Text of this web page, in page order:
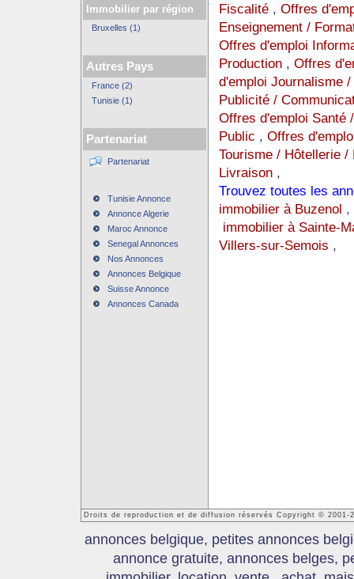
Immobilier par région
Bruxelles (1)
Autres Pays
France (2)
Tunisie (1)
Partenariat
Partenariat
Tunisie Annonce
Annonce Algerie
Maroc Annonce
Senegal Annonces
Nos Annonces
Annonces Belgique
Suisse Annonce
Annonces Canada
Fiscalité , Offres
Enseignement /
Offres d'emploi
Production , Offres
d'emploi Journalisme
Publicité /
Offres d'emploi Santé
Public , Offres
Tourisme / Hôtellerie
Livraison ,
Trouvez toutes les
immobilier à Buzenol
immobilier à Sainte-
Villers-sur-Semois ,
Droits de reproduction et de diffusion réservés Copyright © 2001-
annonces belgique, petites annonces
annonce gratuite, annonces belges,